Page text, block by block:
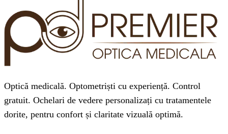
Optică medicală. Optometriști cu experiență. Control
gratuit. Ochelari de vedere personalizați cu tratamentele
dorite, pentru confort și claritate vizuală optimă.